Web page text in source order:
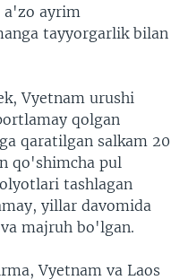
ayrim
tayyorgarlik bilan
Vyetnam urushi
qolgan
qaratilgan salkam 20
qo'shimcha pul
tashlagan
yillar davomida
majruh bo'lgan.
Vyetnam va Laos